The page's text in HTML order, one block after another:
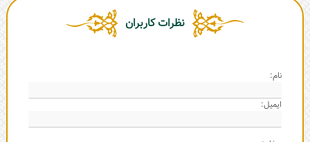
نظرات کاربران
نام:
ایمیل: